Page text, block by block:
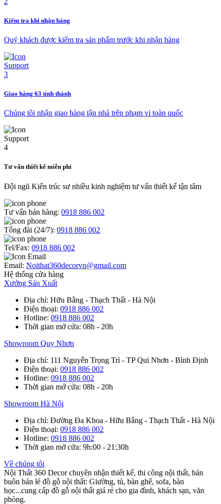
Kiểm tra khi nhận hàng
Quý khách được kiểm tra sản phẩm trước khi nhận hàng
Giao hàng 63 tỉnh thành
Chúng tôi nhận giao hàng tận nhà trên phạm vi toàn quốc
Tư vấn thiết kế miễn phí
Đội ngũ Kiến trúc sư nhiều kinh nghiệm tư vấn thiết kế tận tâm
Tư vấn bán hàng: 0918 886 002
Tổng đài (24/7): 0918 886 002
Tel/Fax: 0918 886 002
Email: Noithat360decorvn@gmail.com
Hệ thống cửa hàng
Xưởng Sản Xuất
Địa chỉ: Hữu Bằng - Thạch Thất - Hà Nội
Điện thoại: 0918 886 002
Hotline: 0918 886 002
Thời gian mở cửa: 08h - 20h
Showroom Quy Nhơn
Địa chỉ: 111 Nguyễn Trọng Trì - TP Qui Nhơn - Bình Định
Điện thoại: 0918 886 002
Hotline: 0918 886 002
Thời gian mở cửa: 08h - 20h
Showroom Hà Nội
Địa chỉ: Đường Đa Khoa - Hữu Bằng - Thạch Thất - Hà Nội
Điện thoại: 0918 886 002
Hotline: 0918 886 002
Thời gian mở cửa: 9h:00 - 21:30h
Về chúng tôi
Nội Thất 360 Decor chuyên nhận thiết kế, thi công nội thất, bán
buôn bán lẻ đồ gỗ nội thất: Giường, tủ, bàn ghế, sofa, bàn
học...cung cấp đồ gỗ nội thất giá rẻ cho gia đình, khách sạn, văn
phòng.